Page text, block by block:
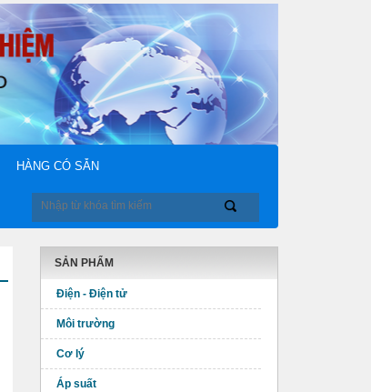
HÀNG CÓ SẴN
SẢN PHẨM
Điện - Điện tử
Môi trường
Cơ lý
Áp suất